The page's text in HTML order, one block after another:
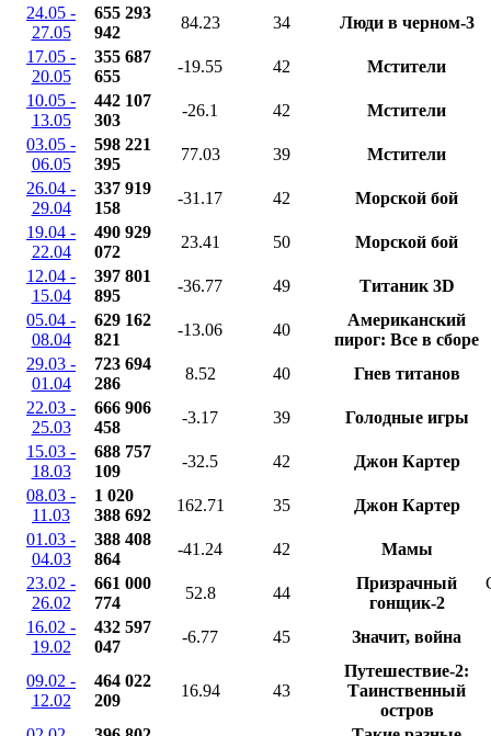
24.05 -
27.05
655 293
942
84.23 34
Люди в черном-3
17.05 -
20.05
355 687
655
-19.55 42
Мстители
10.05 -
13.05
442 107
303
-26.1 42
Мстители
03.05 -
06.05
598 221
395
77.03 39
Мстители
26.04 -
29.04
337 919
158
-31.17 42
Морской бой
19.04 -
22.04
490 929
072
23.41 50
Морской бой
12.04 -
15.04
397 801
895
-36.77 49
Титаник 3D
05.04 -
08.04
629 162
821
-13.06 40
Американский
пирог: Все в сборе
29.03 -
01.04
723 694
286
8.52 40
Гнев титанов
22.03 -
25.03
666 906
458
-3.17 39
Голодные игры
15.03 -
18.03
688 757
109
-32.5 42
Джон Картер
08.03 -
11.03
1 020
388 692
162.71 35
Джон Картер
01.03 -
04.03
388 408
864
-41.24 42
Мамы
23.02 -
26.02
661 000
774
52.8 44
Призрачный
гонщик-2
16.02 -
19.02
432 597
047
-6.77 45 Значит, война
09.02 -
12.02
464 022
209
16.94 43
Путешествие-2:
Таинственный
остров